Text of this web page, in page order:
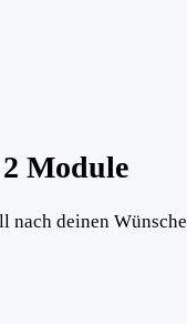
Module
deinen